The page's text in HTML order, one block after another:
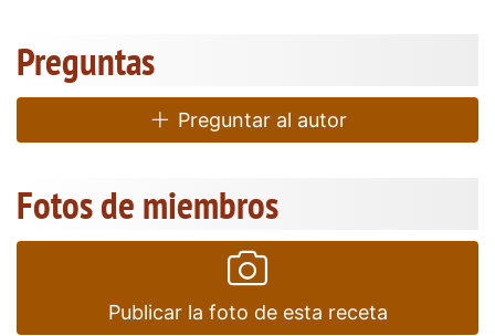
Preguntas
Preguntar al autor
Fotos de miembros
Publicar la foto de esta receta